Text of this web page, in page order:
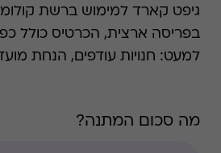
גיפט קארד למימוש ברשת
בפריסה ארצית, הכרטיס כולל
למעט: חנויות עודפים, הנחת
בדיוק כפי שאתם. בעוד שאת
מה סכום המתנה?